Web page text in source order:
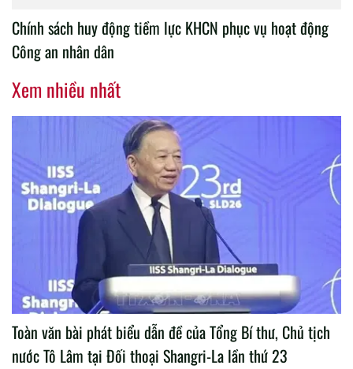
Chính sách huy động tiềm lực KHCN phục vụ hoạt động
Công an nhân dân
Xem nhiều nhất
Toàn văn bài phát biểu dẫn đề của Tổng Bí thư, Chủ tịch
nước Tô Lâm tại Đối thoại Shangri-La lần thứ 23